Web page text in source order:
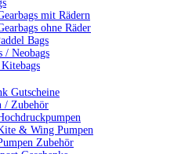
mit Rädern
ohne Räder
Bags
/ Neobags
Gutscheine
/ Zubehör
& Wing Pumpen
Zubehör